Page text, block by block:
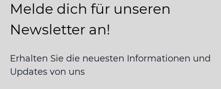
Melde dich für unseren
Newsletter an!
Erhalten Sie die neuesten Informationen und
Updates von uns